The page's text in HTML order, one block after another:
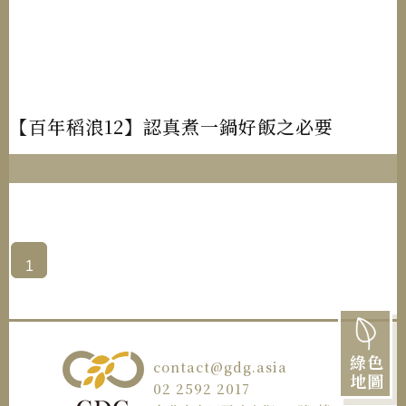
綠色
地圖
【百年稻浪12】認真煮一鍋好飯之必要
1
contact@gdg.asia
02 2592 2017